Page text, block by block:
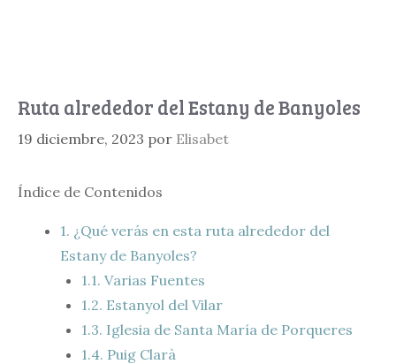
Ruta alrededor del Estany de Banyoles
19 diciembre, 2023 por Elisabet
Índice de Contenidos
1. ¿Qué verás en esta ruta alrededor del
Estany de Banyoles?
1.1. Varias Fuentes
1.2. Estanyol del Vilar
1.3. Iglesia de Santa María de Porqueres
1.4. Puig Clarà